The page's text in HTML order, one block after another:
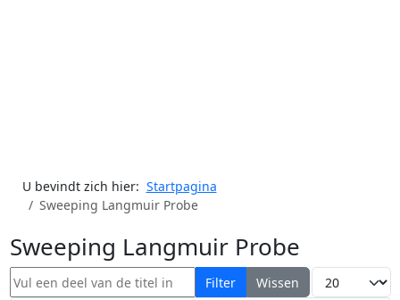
U bevindt zich hier: Startpagina
Sweeping Langmuir Probe
Sweeping Langmuir Probe
Vul een deel van de titel in Filter Wissen Toon #